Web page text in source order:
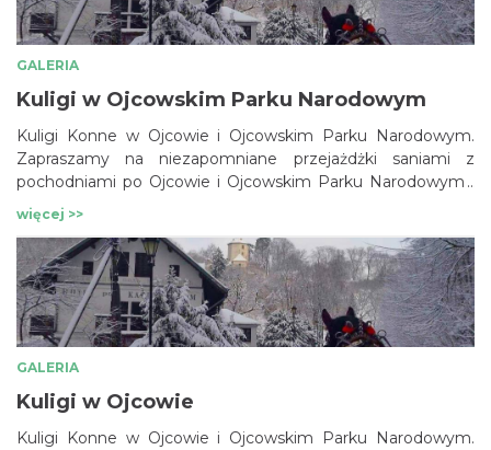
GALERIA
Kuligi w Ojcowskim Parku Narodowym
Kuligi Konne w Ojcowie i Ojcowskim Parku Narodowym.
Zapraszamy na niezapomniane przejażdżki saniami z
pochodniami po Ojcowie i Ojcowskim Parku Narodowym i
jego okolicach. Tutaj najbliżej Krakowa możesz przeżyć
prawdziwy Kulig z zaprzęgiem konnym z ogniskiem i
grzańcem i to pośród przepięknych widoków na Ojcowski
Park Narodowy. Kontakt: www.ojcow.pl info@ojcow.pl +48
12 6813692
więcej >>
GALERIA
Kuligi w Ojcowie
Kuligi Konne w Ojcowie i Ojcowskim Parku Narodowym.